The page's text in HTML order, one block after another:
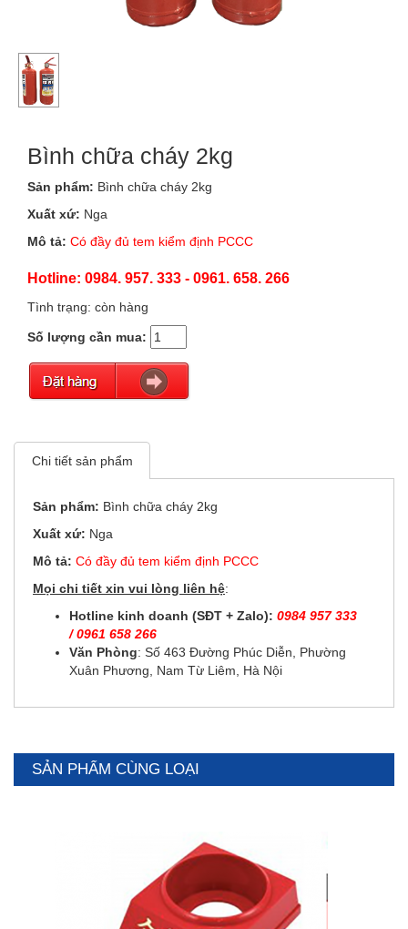
Bình chữa cháy 2kg
Sản phẩm: Bình chữa cháy 2kg
Xuất xứ: Nga
Mô tả: Có đầy đủ tem kiểm định PCCC
Hotline: 0984. 957. 333 - 0961. 658. 266
Tình trạng: còn hàng
Số lượng cần mua:
Chi tiết sản phẩm
Sản phẩm: Bình chữa cháy 2kg
Xuất xứ: Nga
Mô tả: Có đầy đủ tem kiểm định PCCC
Mọi chi tiết xin vui lòng liên hệ:
Hotline kinh doanh (SĐT + Zalo): 0984 957 333
/ 0961 658 266
Văn Phòng: Số 463 Đường Phúc Diễn, Phường
Xuân Phương, Nam Từ Liêm, Hà Nội
SẢN PHẨM CÙNG LOẠI